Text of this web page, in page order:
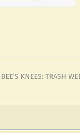
BEE’S KNEES: TRASH